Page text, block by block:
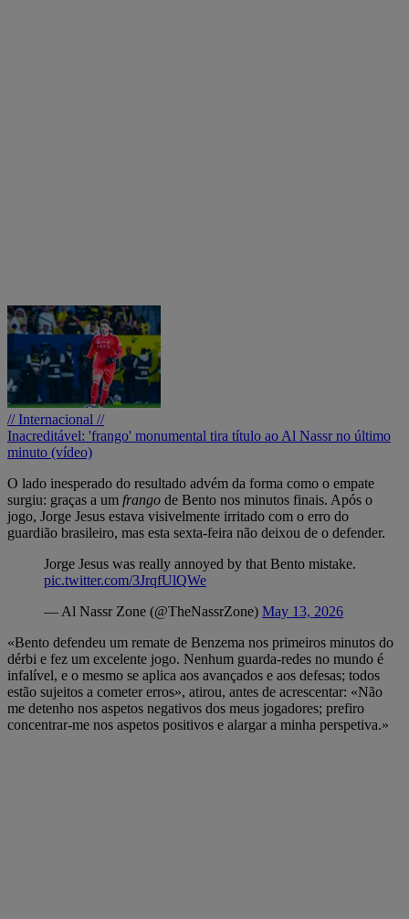
// Internacional //
Inacreditável: 'frango' monumental tira título ao Al Nassr no último
minuto (vídeo)
O lado inesperado do resultado advém da forma como o empate
surgiu: graças a um frango de Bento nos minutos finais. Após o
jogo, Jorge Jesus estava visivelmente irritado com o erro do
guardião brasileiro, mas esta sexta-feira não deixou de o defender.
Jorge Jesus was really annoyed by that Bento mistake.
pic.twitter.com/3JrqfUlQWe
— Al Nassr Zone (@TheNassrZone) May 13, 2026
«Bento defendeu um remate de Benzema nos primeiros minutos do
dérbi e fez um excelente jogo. Nenhum guarda-redes no mundo é
infalível, e o mesmo se aplica aos avançados e aos defesas; todos
estão sujeitos a cometer erros», atirou, antes de acrescentar: «Não
me detenho nos aspetos negativos dos meus jogadores; prefiro
concentrar-me nos aspetos positivos e alargar a minha perspetiva.»